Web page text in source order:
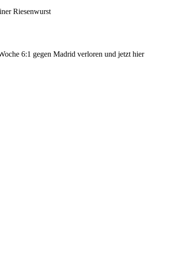
Riesenwurst
6:1 gegen Madrid verloren und jetzt hier